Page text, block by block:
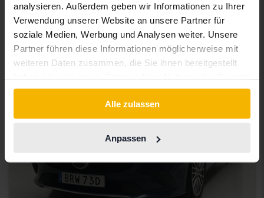
analysieren. Außerdem geben wir Informationen zu Ihrer
Verwendung unserer Website an unsere Partner für
soziale Medien, Werbung und Analysen weiter. Unsere
Partner führen diese Informationen möglicherweise mit
weiteren Daten zusammen, die Sie ihnen bereitgestellt
gesammelt haben.
Alle zulassen
Anpassen
Direkt kaufen 166 800 SEK
182 800 SEK
Mit Finanzierung
1 421 SEK/Monat
Montag 7 Gebote